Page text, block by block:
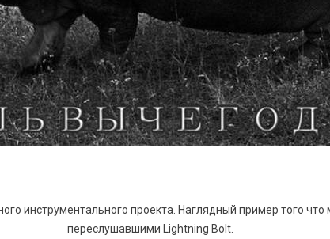
инструментального проекта. Наглядный пример того
переслушавшими Lightning Bolt.